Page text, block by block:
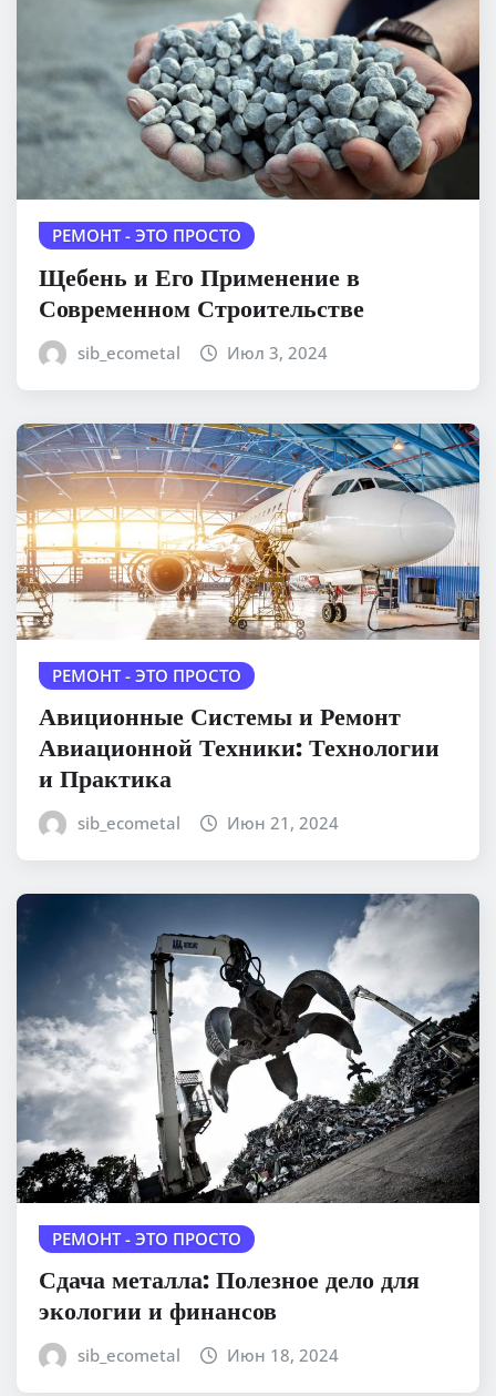
РЕМОНТ - ЭТО ПРОСТО
Щебень и Его Применение в
Современном Строительстве
sib_ecometal Июл 3, 2024
РЕМОНТ - ЭТО ПРОСТО
Авиционные Системы и Ремонт
Авиационной Техники: Технологии
и Практика
sib_ecometal Июн 21, 2024
РЕМОНТ - ЭТО ПРОСТО
Сдача металла: Полезное дело для
экологии и финансов
sib_ecometal Июн 18, 2024